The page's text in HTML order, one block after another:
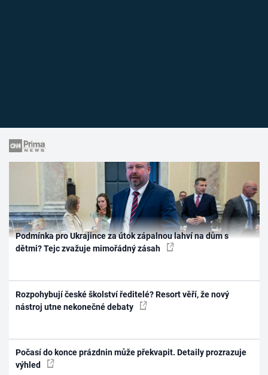
Podmínka pro Ukrajince za útok zápalnou lahví na dům s
dětmi? Tejc zvažuje mimořádný zásah
Rozpohybují české školství ředitelé? Resort věří, že nový
nástroj utne nekonečné debaty
Počasí do konce prázdnin může překvapit. Detaily prozrazuje
výhled